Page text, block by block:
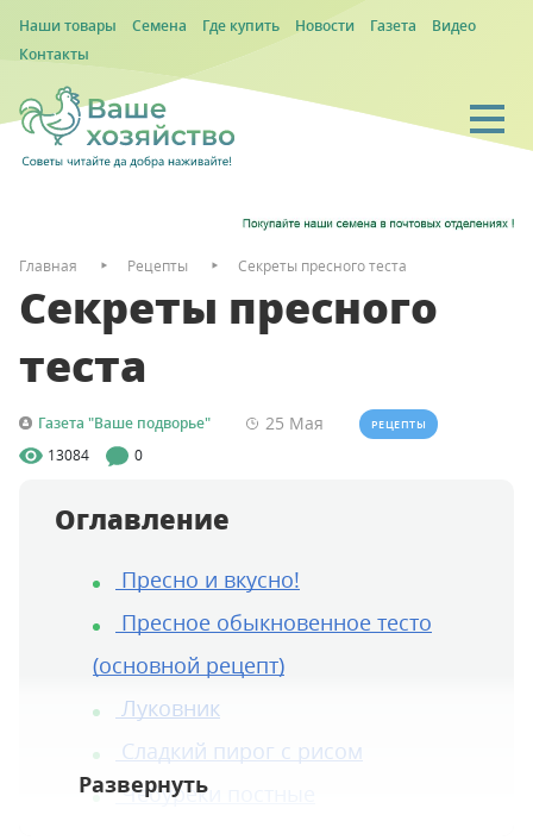
Наши товары Семена Где купить Новости Газета
Видео
Контакты
Главная Рецепты Секреты пресного теста
Секреты пресного
теста
Газета "Ваше подворье" 25 Мая РЕЦЕПТЫ
13084 0
Оглавление
Пресно и вкусно!
Пресное обыкновенное тесто
(основной рецепт)
Луковник
Сладкий пирог с рисом
Чебуреки постные